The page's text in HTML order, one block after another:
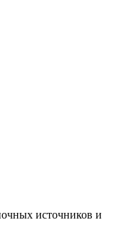
источников и